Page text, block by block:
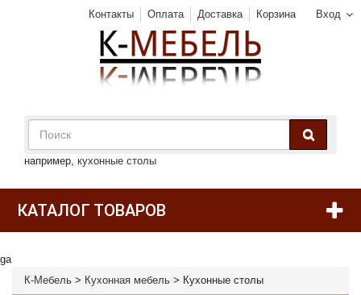
Вход
Контакты Оплата Доставка Корзина
например, кухонные столы
КАТАЛОГ ТОВАРОВ
ga
К-Мебель > Кухонная мебель > Кухонные столы